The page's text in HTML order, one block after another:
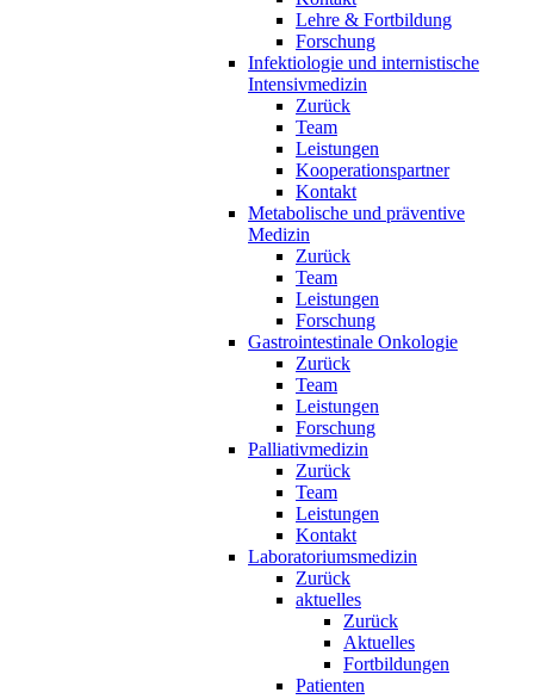
Lehre & Fortbildung
Forschung
Infektiologie und internistische
Intensivmedizin
Zurück
Team
Leistungen
Kooperationspartner
Kontakt
Metabolische und präventive
Medizin
Zurück
Team
Leistungen
Forschung
Gastrointestinale Onkologie
Zurück
Team
Leistungen
Forschung
Palliativmedizin
Zurück
Team
Leistungen
Kontakt
Laboratoriumsmedizin
Zurück
aktuelles
Zurück
Aktuelles
Fortbildungen
Patienten